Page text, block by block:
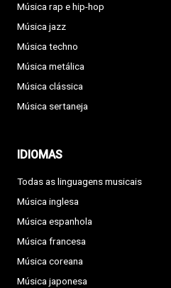
Música rap e hip-hop
Música jazz
Música techno
Música metálica
Música clássica
Música sertaneja
IDIOMAS
Todas as linguagens musicais
Música inglesa
Música espanhola
Música francesa
Música coreana
Música japonesa